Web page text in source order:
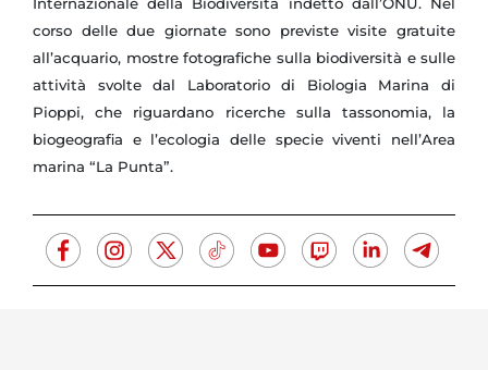
corso delle due giornate sono previste visite gratuite
all’acquario, mostre fotografiche sulla biodiversità e sulle
attività svolte dal Laboratorio di Biologia Marina di
Pioppi, che riguardano ricerche sulla tassonomia, la
biogeografia e l’ecologia delle specie viventi nell’Area
marina “La Punta”.